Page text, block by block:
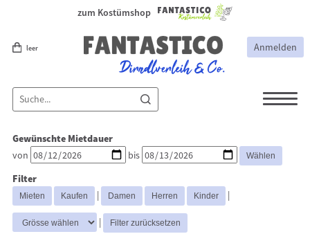
zum Kostümshop
leer Anmelden
Dirndl
Lederhosen Zubehör
Lederhosen
Kostüme
Dirndl Mittel Dirndl Lang
Dirndl
Kurz
Gewünschte Mietdauer
von bis
Filter
| |
|